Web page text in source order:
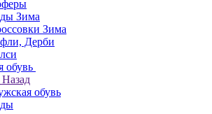
Зима
Зима
Дерби
обувь
Назад
обувь